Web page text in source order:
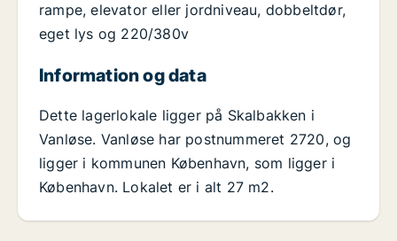
rampe, elevator eller jordniveau, dobbeltdør,
eget lys og 220/380v
Information og data
Dette lagerlokale ligger på Skalbakken i
Vanløse. Vanløse har postnummeret 2720, og
ligger i kommunen København, som ligger i
København. Lokalet er i alt 27 m2.